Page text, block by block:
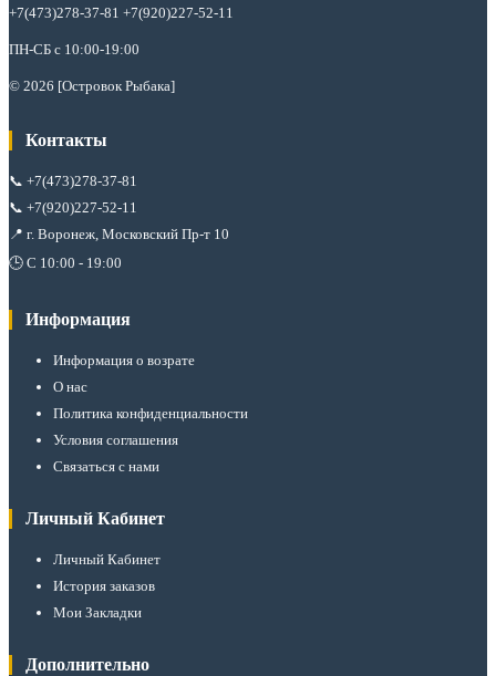
+7(473)278-37-81 +7(920)227-52-11
ПН-СБ с 10:00-19:00
© 2026 [Островок Рыбака]
Контакты
📞 +7(473)278-37-81
📞 +7(920)227-52-11
📍 г. Воронеж, Московский Пр-т 10
🕒 С 10:00 - 19:00
Информация
Информация о возрате
О нас
Политика конфиденциальности
Условия соглашения
Связаться с нами
Личный Кабинет
Личный Кабинет
История заказов
Мои Закладки
Дополнительно